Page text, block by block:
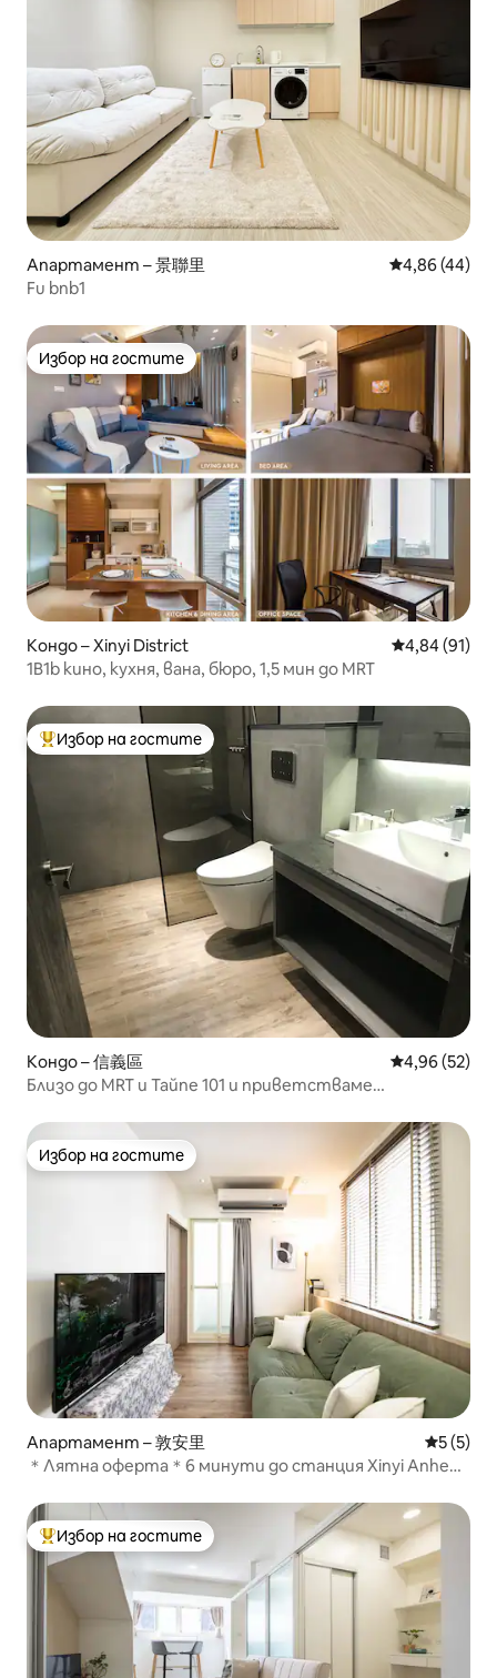
Апартамент – 景聯里 Средна
4,86 (44)
Fu bnb1
Избор на гостите
Избор на гостите
Кондо – Xinyi District Средна
4,84 (91)
1B1b кино, кухня, вана, бюро, 1,5 мин до MRT
Най-популярен избор на гостите
Избор на гостите
Кондо – 信義區 Средна
4,96 (52)
Близо до MRT и Тайпе 101 и приветстваме
Избор на гостите
Избор на гостите
Апартамент – 敦安里 Средна
5 (5)
＊Лятна оферта＊6 минути до станция Xinyi Anhe｜
Най-популярен избор на гостите
Избор на гостите